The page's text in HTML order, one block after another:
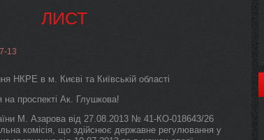
ЛИСТ
13
НКРЕ в м. Києві та Київській області
проспекті Ак. Глушкова!
М. Азарова від 27.08.2013 № 41-КО-018643/26
комісія, що здійснює державне регулювання у